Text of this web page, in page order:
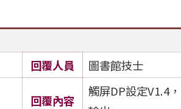
回覆人員 圖書館技士
回覆內容
觸屏DP設定V1.4